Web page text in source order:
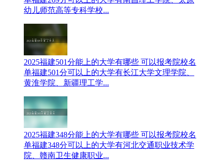
幼儿师范高等专科学校...
2025福建501分能上的大学有哪些 可以报考院校名
单福建501分可以上的大学有长江大学文理学院、
黄淮学院、新疆理工学...
2025福建348分能上的大学有哪些 可以报考院校名
单福建348分可以上的大学有河北交通职业技术学
院、赣南卫生健康职业...